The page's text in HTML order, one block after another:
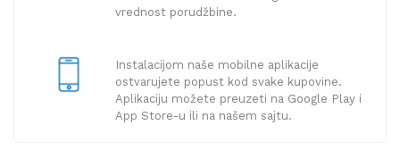
vrednost porudžbine.
Instalacijom naše mobilne aplikacije
ostvarujete popust kod svake kupovine.
Aplikaciju možete preuzeti na Google Play i
App Store-u ili na našem sajtu.